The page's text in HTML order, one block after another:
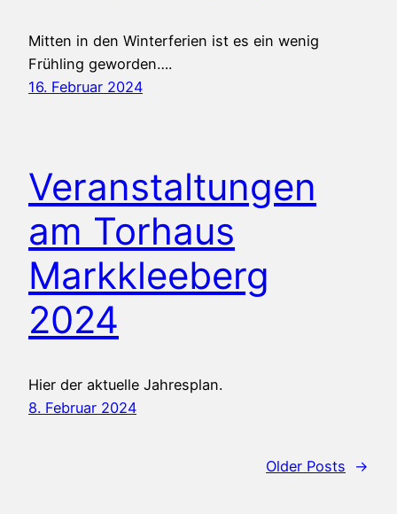
Mitten in den Winterferien ist es ein wenig
Frühling geworden….
16. Februar 2024
Veranstaltungen
am Torhaus
Markkleeberg
2024
Hier der aktuelle Jahresplan.
8. Februar 2024
Older Posts →